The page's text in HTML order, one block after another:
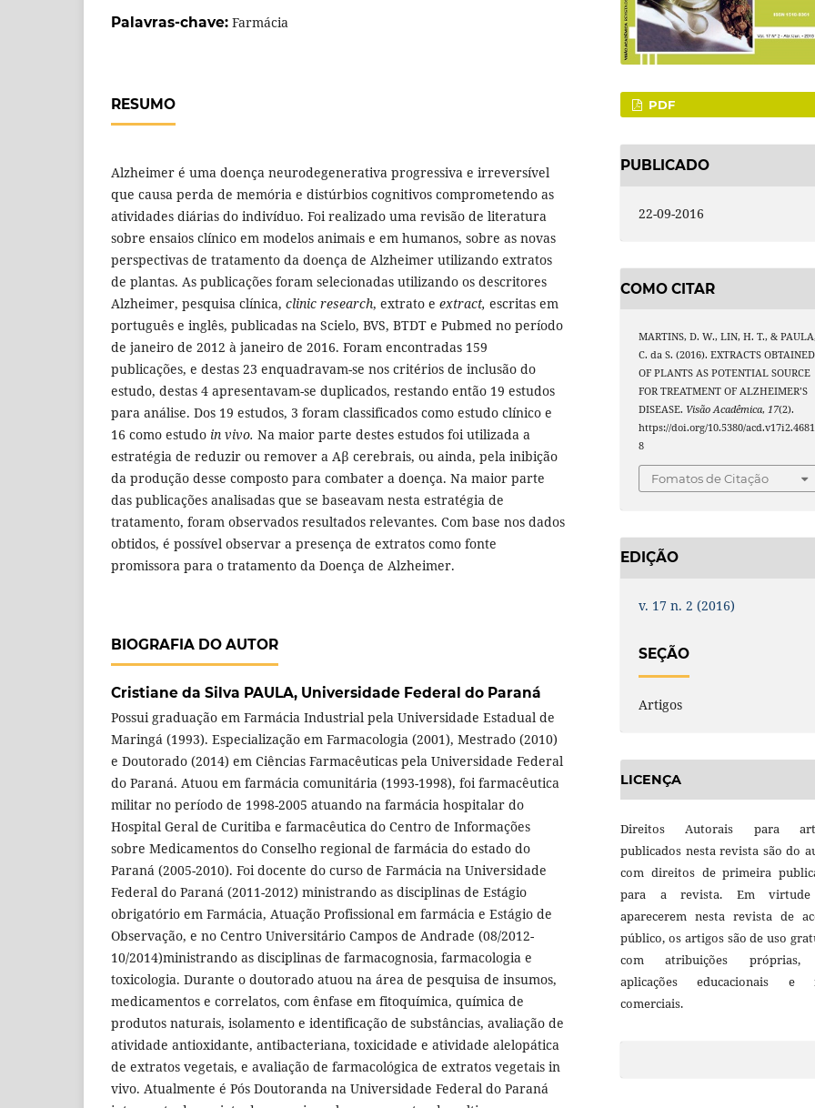
Palavras-chave: Farmácia
RESUMO
Alzheimer é uma doença neurodegenerativa progressiva e irreversível
que causa perda de memória e distúrbios cognitivos comprometendo as
atividades diárias do indivíduo. Foi realizado uma revisão de literatura
sobre ensaios clínico em modelos animais e em humanos, sobre as novas
perspectivas de tratamento da doença de Alzheimer utilizando extratos
de plantas. As publicações foram selecionadas utilizando os descritores
Alzheimer, pesquisa clínica, clinic research, extrato e extract, escritas em
português e inglês, publicadas na Scielo, BVS, BTDT e Pubmed no período
de janeiro de 2012 à janeiro de 2016. Foram encontradas 159
publicações, e destas 23 enquadravam-se nos critérios de inclusão do
estudo, destas 4 apresentavam-se duplicados, restando então 19 estudos
para análise. Dos 19 estudos, 3 foram classificados como estudo clínico e
16 como estudo in vivo. Na maior parte destes estudos foi utilizada a
estratégia de reduzir ou remover a Aβ cerebrais, ou ainda, pela inibição
da produção desse composto para combater a doença. Na maior parte
das publicações analisadas que se baseavam nesta estratégia de
tratamento, foram observados resultados relevantes. Com base nos dados
obtidos, é possível observar a presença de extratos como fonte
promissora para o tratamento da Doença de Alzheimer.
BIOGRAFIA DO AUTOR
Cristiane da Silva PAULA, Universidade Federal do Paraná
Possui graduação em Farmácia Industrial pela Universidade Estadual de
Maringá (1993). Especialização em Farmacologia (2001), Mestrado (2010)
e Doutorado (2014) em Ciências Farmacêuticas pela Universidade Federal
do Paraná. Atuou em farmácia comunitária (1993-1998), foi farmacêutica
militar no período de 1998-2005 atuando na farmácia hospitalar do
Hospital Geral de Curitiba e farmacêutica do Centro de Informações
sobre Medicamentos do Conselho regional de farmácia do estado do
Paraná (2005-2010). Foi docente do curso de Farmácia na Universidade
Federal do Paraná (2011-2012) ministrando as disciplinas de Estágio
obrigatório em Farmácia, Atuação Profissional em farmácia e Estágio de
Observação, e no Centro Universitário Campos de Andrade (08/2012-
10/2014)ministrando as disciplinas de farmacognosia, farmacologia e
toxicologia. Durante o doutorado atuou na área de pesquisa de insumos,
medicamentos e correlatos, com ênfase em fitoquímica, química de
produtos naturais, isolamento e identificação de substâncias, avaliação de
atividade antioxidante, antibacteriana, toxicidade e atividade alelopática
de extratos vegetais, e avaliação de farmacológica de extratos vegetais in
vivo. Atualmente é Pós Doutoranda na Universidade Federal do Paraná
PDF
PUBLICADO
22-09-2016
COMO CITAR
MARTINS, D. W., LIN, H. T., & PAULA,
C. da S. (2016). EXTRACTS OBTAINED
OF PLANTS AS POTENTIAL SOURCE
FOR TREATMENT OF ALZHEIMER’S
DISEASE. Visão Acadêmica,17(2).
https://doi.org/10.5380/acd.v17i2.4681
8
Fomatos de Citação
EDIÇÃO
v. 17 n. 2 (2016)
SEÇÃO
Artigos
LICENÇA
Direitos Autorais para
publicados nesta revista são do
com direitos de primeira
para a revista. Em
aparecerem nesta revista de
público, os artigos são de uso
com atribuições próprias,
aplicações educacionais e
comerciais.